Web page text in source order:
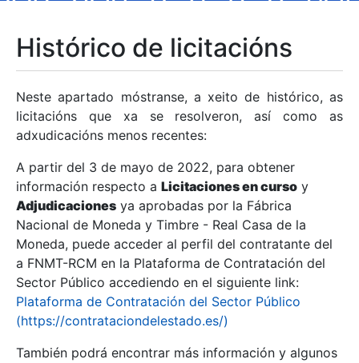
Mostrar/Ocultar
Mostrar/Ocultar
Mostrar/Ocultar
Histórico de licitacións
Neste apartado móstranse, a xeito de histórico, as
licitacións que xa se resolveron, así como as
adxudicacións menos recentes:
A partir del 3 de mayo de 2022, para obtener
información respecto a Licitaciones en curso y
Adjudicaciones ya aprobadas por la Fábrica
Nacional de Moneda y Timbre - Real Casa de la
Moneda, puede acceder al perfil del contratante del
a FNMT-RCM en la Plataforma de Contratación del
Sector Público accediendo en el siguiente link:
Plataforma de Contratación del Sector Público
(https://contrataciondelestado.es/)
También podrá encontrar más información y algunos